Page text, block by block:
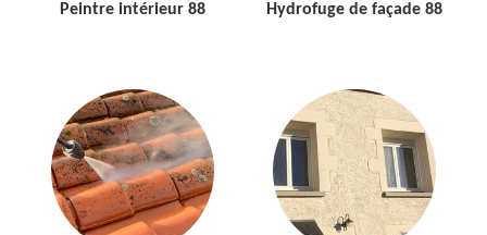
Peintre intérieur 88 Hydrofuge de façade 88